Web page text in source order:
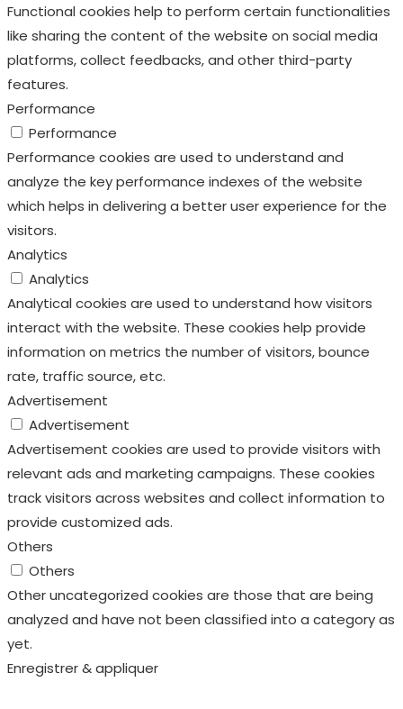
Functional cookies help to perform certain functionalities
like sharing the content of the website on social media
platforms, collect feedbacks, and other third-party
features.
Performance
Performance
Performance cookies are used to understand and
analyze the key performance indexes of the website
which helps in delivering a better user experience for the
visitors.
Analytics
Analytics
Analytical cookies are used to understand how visitors
interact with the website. These cookies help provide
information on metrics the number of visitors, bounce
rate, traffic source, etc.
Advertisement
Advertisement
Advertisement cookies are used to provide visitors with
relevant ads and marketing campaigns. These cookies
track visitors across websites and collect information to
provide customized ads.
Others
Others
Other uncategorized cookies are those that are being
analyzed and have not been classified into a category as
yet.
Enregistrer & appliquer